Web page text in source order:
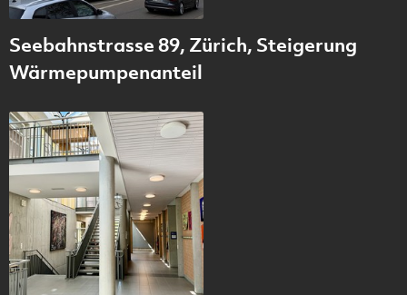
Seebahnstrasse 89, Zürich, Steigerung
Wärmepumpenanteil